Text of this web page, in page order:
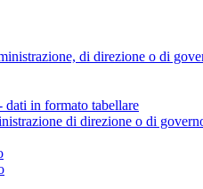
di direzione o di
in formato tabellare
di direzione o di